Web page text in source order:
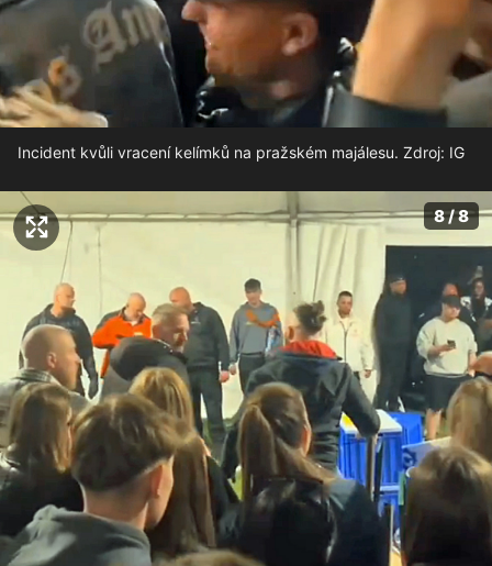
Incident kvůli vracení kelímků na pražském majálesu. Zdroj: IG
8 / 8